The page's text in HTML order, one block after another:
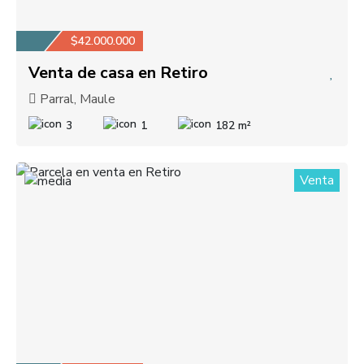
$42.000.000
Venta de casa en Retiro
Parral, Maule
3 1 182 m²
1 Venta